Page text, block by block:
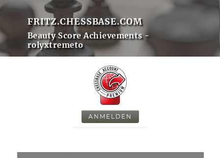
FRITZ.CHESSBASE.COM
Beauty Score Achievements -
rolyxtremeto
ANMELDEN